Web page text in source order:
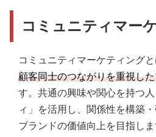
コミュニティマー
コミュニティマーケティングと
顧客同士のつながりを重視し
す。共通の興味や関心を持つ
ィ」を活用し、関係性を構築
ブランドの価値向上を目指しま